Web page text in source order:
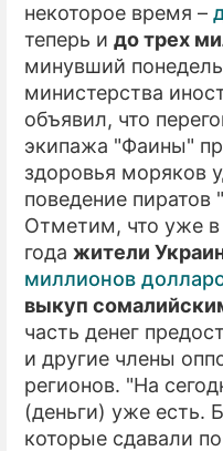
некоторое время –
теперь и до трех
минувший
министерства
объявил, что
экипажа "Фаины"
здоровья моряков
поведение пиратов
Отметим, что уже в
года жители
миллионов
выкуп
часть денег
и другие члены
регионов. "На
(деньги) уже есть.
которые сдавали